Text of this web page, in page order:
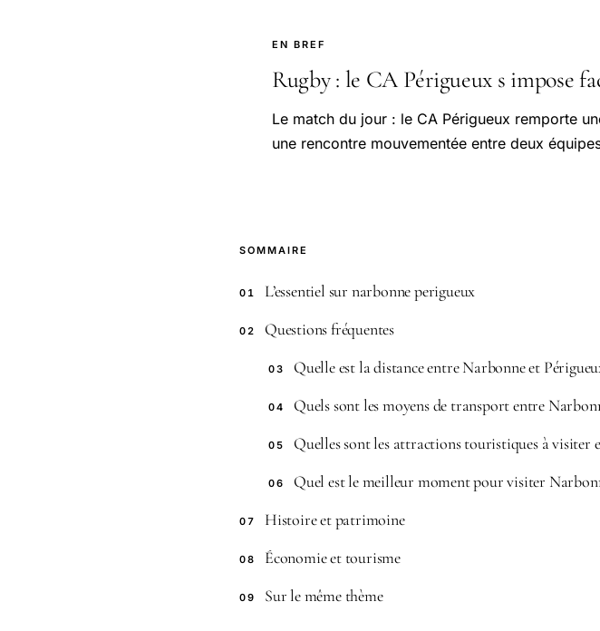
EN BREF
Rugby : le CA Périgueux s impose
Le match du jour : le CA Périgueux remporte
une rencontre mouvementée entre deux
SOMMAIRE
01 L’essentiel sur narbonne perigueux
02 Questions fréquentes
03 Quelle est la distance entre Narbonne et
04 Quels sont les moyens de transport entre
05 Quelles sont les attractions touristiques à visiter
06 Quel est le meilleur moment pour visiter
07 Histoire et patrimoine
08 Économie et tourisme
09 Sur le même thème